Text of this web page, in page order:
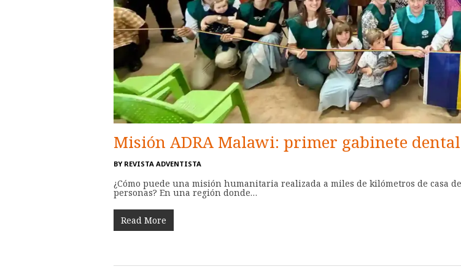
Misión ADRA Malawi: primer gabinete dental
BY REVISTA ADVENTISTA
¿Cómo puede una misión humanitaria realizada a miles de kilómetros de casa
personas? En una región donde…
Read More